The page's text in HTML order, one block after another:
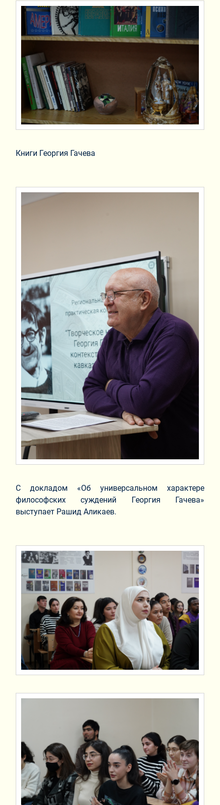
Книги Георгия Гачева
С докладом «Об универсальном характере
философских суждений Георгия Гачева»
выступает Рашид Аликаев.